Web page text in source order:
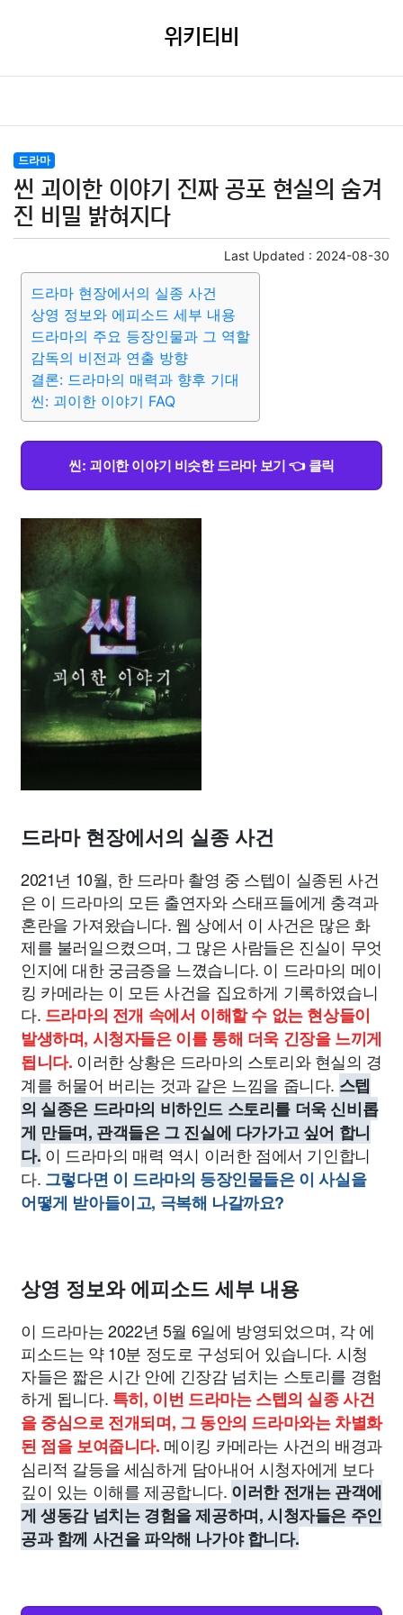
위키티비
드라마
씬 괴이한 이야기 진짜 공포 현실의 숨겨
진 비밀 밝혀지다
Last Updated : 2024-08-30
드라마 현장에서의 실종 사건
상영 정보와 에피소드 세부 내용
드라마의 주요 등장인물과 그 역할
감독의 비전과 연출 방향
결론: 드라마의 매력과 향후 기대
씬: 괴이한 이야기 FAQ
씬: 괴이한 이야기 비슷한 드라마 보기 👈 클릭
드라마 현장에서의 실종 사건
2021년 10월, 한 드라마 촬영 중 스텝이 실종된 사건
은 이 드라마의 모든 출연자와 스태프들에게 충격과
혼란을 가져왔습니다. 웹 상에서 이 사건은 많은 화
제를 불러일으켰으며, 그 많은 사람들은 진실이 무엇
인지에 대한 궁금증을 느꼈습니다. 이 드라마의 메이
킹 카메라는 이 모든 사건을 집요하게 기록하였습니
다. 드라마의 전개 속에서 이해할 수 없는 현상들이
발생하며, 시청자들은 이를 통해 더욱 긴장을 느끼게
됩니다. 이러한 상황은 드라마의 스토리와 현실의 경
계를 허물어 버리는 것과 같은 느낌을 줍니다. 스텝
의 실종은 드라마의 비하인드 스토리를 더욱 신비롭
게 만들며, 관객들은 그 진실에 다가가고 싶어 합니
다. 이 드라마의 매력 역시 이러한 점에서 기인합니
다. 그렇다면 이 드라마의 등장인물들은 이 사실을
어떻게 받아들이고, 극복해 나갈까요?
상영 정보와 에피소드 세부 내용
이 드라마는 2022년 5월 6일에 방영되었으며, 각 에
피소드는 약 10분 정도로 구성되어 있습니다. 시청
자들은 짧은 시간 안에 긴장감 넘치는 스토리를 경험
하게 됩니다. 특히, 이번 드라마는 스텝의 실종 사건
을 중심으로 전개되며, 그 동안의 드라마와는 차별화
된 점을 보여줍니다. 메이킹 카메라는 사건의 배경과
심리적 갈등을 세심하게 담아내어 시청자에게 보다
깊이 있는 이해를 제공합니다. 이러한 전개는 관객에
게 생동감 넘치는 경험을 제공하며, 시청자들은 주인
공과 함께 사건을 파악해 나가야 합니다.